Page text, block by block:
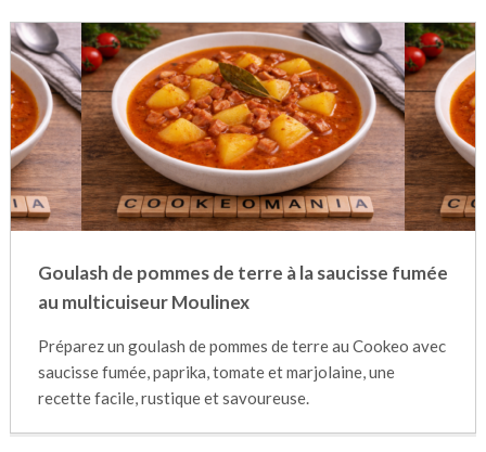
Goulash de pommes de terre à la saucisse fumée
au multicuiseur Moulinex
Préparez un goulash de pommes de terre au Cookeo avec
saucisse fumée, paprika, tomate et marjolaine, une
recette facile, rustique et savoureuse.